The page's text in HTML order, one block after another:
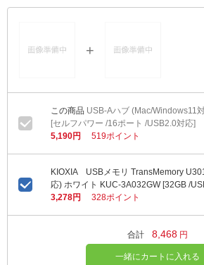
USB-Aハブ (Mac/Windows11
[セルフパワー /16ポート /USB2.0対応]
5,190円
519ポイント
KIOXIA USBメモリ TransMemory
応) ホワイト KUC-3A032GW [32GB /
3,278円
328ポイント
合計 8,468 円
一緒にカートに入れる